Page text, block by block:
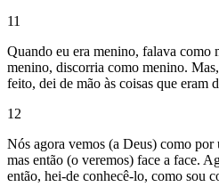
11
Quando eu era menino, falava como
menino, discorria como menino.
feito, dei de mão às coisas que eram
12
Nós agora vemos (a Deus) como por
mas então (o veremos) face a face.
então, hei-de conhecê-lo, como sou